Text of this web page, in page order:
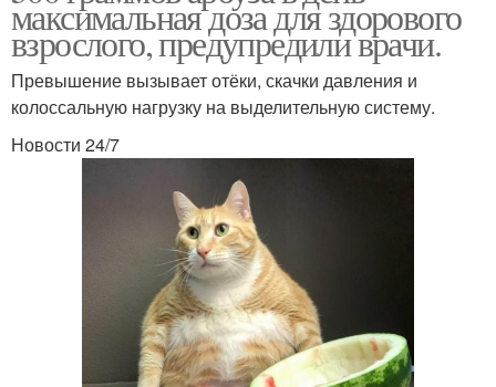
максимальная доза для здорового
взрослого, предупредили врачи.
Превышение вызывает отёки, скачки давления и
колоссальную нагрузку на выделительную систему.
Новости 24/7